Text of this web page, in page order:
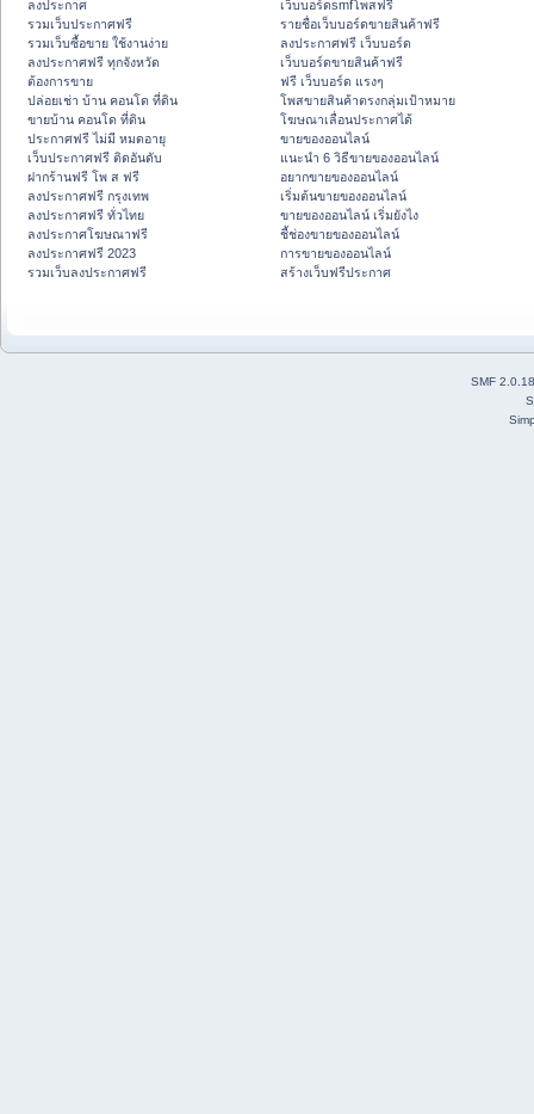
ลงประกาศ
รวมเว็บประกาศฟรี
รวมเว็บซื้อขาย ใช้งานง่าย
ลงประกาศฟรี ทุกจังหวัด
ต้องการขาย
ปล่อยเช่า บ้าน คอนโด ที่ดิน
ขายบ้าน คอนโด ที่ดิน
ประกาศฟรี ไม่มี หมดอายุ
เว็บประกาศฟรี ติดอันดับ
ฝากร้านฟรี โพ ส ฟรี
ลงประกาศฟรี กรุงเทพ
ลงประกาศฟรี ทั่วไทย
ลงประกาศโฆษณาฟรี
ลงประกาศฟรี 2023
รวมเว็บลงประกาศฟรี
เว็บบอร์ดsmfโพสฟรี
รายชื่อเว็บบอร์ดขายสินค้าฟรี
ลงประกาศฟรี เว็บบอร์ด
เว็บบอร์ดขายสินค้าฟรี
ฟรี เว็บบอร์ด แรงๆ
โพสขายสินค้าตรงกลุ่มเป้าหมาย
โฆษณาเลื่อนประกาศได้
ขายของออนไลน์
แนะนำ 6 วิธีขายของออนไลน์
อยากขายของออนไลน์
เริ่มต้นขายของออนไลน์
ขายของออนไลน์ เริ่มยังไง
ชี้ช่องขายของออนไลน์
การขายของออนไลน์
สร้างเว็บฟรีประกาศ
SMF 2.0.18